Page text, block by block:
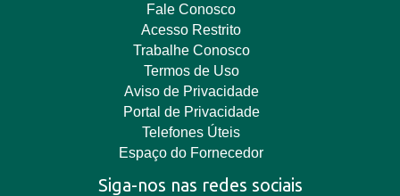
Fale Conosco
Acesso Restrito
Trabalhe Conosco
Termos de Uso
Aviso de Privacidade
Portal de Privacidade
Telefones Úteis
Espaço do Fornecedor
Siga-nos nas redes sociais